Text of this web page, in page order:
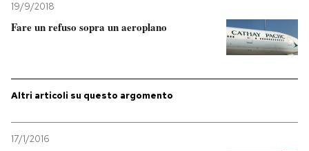
I MIEI PREFERITI
19/9/2018
Fare un refuso sopra un aeroplano
Altri articoli su questo argomento
17/1/2016